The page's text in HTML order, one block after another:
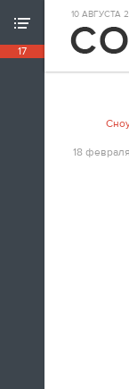
17
18:39
Я
10 АВГУСТА
18